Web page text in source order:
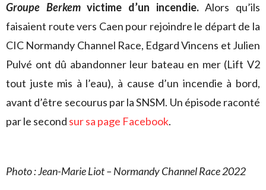
Groupe Berkemvictime d’un incendie.Alors qu’ils
faisaient route vers Caen pour rejoindre le départ de la
CIC Normandy Channel Race, Edgard Vincens et Julien
Pulvé ont dû abandonner leur bateau en mer (Lift V2
tout juste mis à l’eau), à cause d’un incendie à bord,
avant d’être secourus par la SNSM. Un épisode raconté
par le second sur sa page Facebook.
Photo : Jean-Marie Liot – Normandy Channel Race 2022